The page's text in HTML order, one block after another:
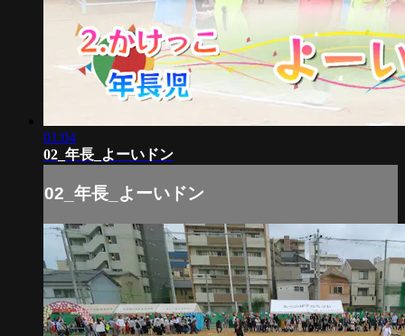
01:04
02_年長_よーいドン
02_年長_よーいドン